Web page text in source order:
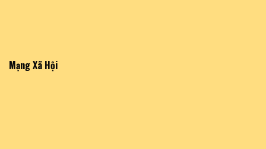
Mạng Xã Hội